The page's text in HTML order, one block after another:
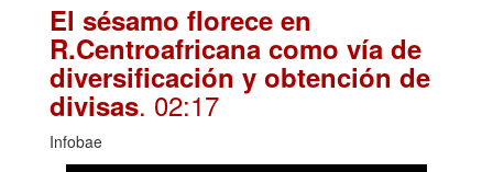
El sésamo florece en
R.Centroafricana como vía de
diversificación y obtención de
divisas. 02:17
Infobae